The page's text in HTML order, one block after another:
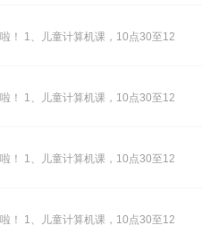
！ 1、儿童计算机课，10点30至12
！ 1、儿童计算机课，10点30至12
！ 1、儿童计算机课，10点30至12
！ 1、儿童计算机课，10点30至12